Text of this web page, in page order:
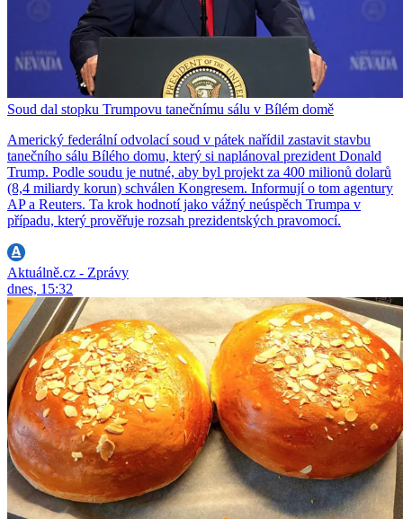
Soud dal stopku Trumpovu tanečnímu sálu v Bílém domě
Americký federální odvolací soud v pátek nařídil zastavit stavbu
tanečního sálu Bílého domu, který si naplánoval prezident Donald
Trump. Podle soudu je nutné, aby byl projekt za 400 milionů dolarů
(8,4 miliardy korun) schválen Kongresem. Informují o tom agentury
AP a Reuters. Ta krok hodnotí jako vážný neúspěch Trumpa v
případu, který prověřuje rozsah prezidentských pravomocí.
Aktuálně.cz - Zprávy
dnes, 15:32